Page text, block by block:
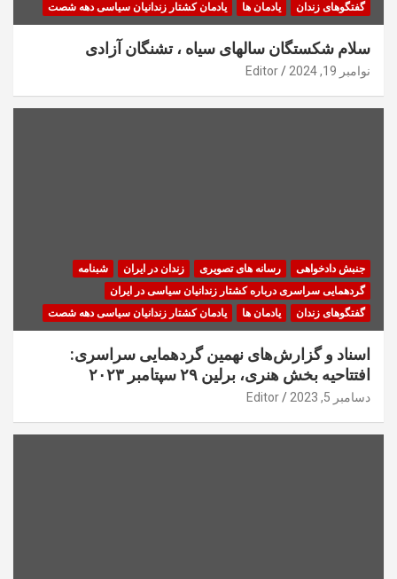
گفتگوهای زندان
یادمان ها یادمان کشتار زندانیان سیاسی دهه شصت
سلام شکستگان سالهای سیاه ، تشنگان آزادی
نوامبر 19, 2024 Editor
جنبش دادخواهی رسانه های تصویری زندان در ایران
شبنامه
گردهمایی سراسری درباره کشتار زندانیان سیاسی در ایران
گفتگوهای زندان
یادمان ها یادمان کشتار زندانیان سیاسی دهه شصت
اسناد و گزارش‌های نهمین گردهمایی سراسری:
افتتاحیه بخش هنری، برلین ۲۹ سپتامبر ۲۰۲۳
دسامبر 5, 2023 Editor